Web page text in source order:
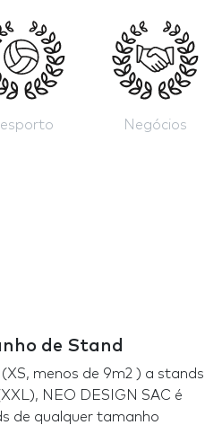
Negócios
de Stand
menos de 9m2 ) a stands
NEO DESIGN SAC é
de qualquer tamanho